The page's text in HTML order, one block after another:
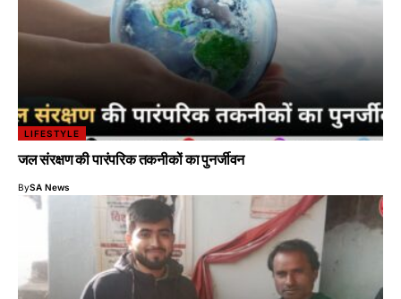
LIFESTYLE
जल संरक्षण की पारंपरिक तकनीकों का पुनर्जीवन
BySA News